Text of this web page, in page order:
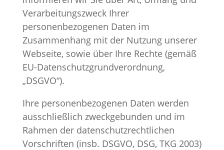
Verarbeitungszweck Ihrer
personenbezogenen Daten im
Zusammenhang mit der Nutzung unserer
Webseite, sowie über Ihre Rechte (gemäß
EU-Datenschutzgrundverordnung,
„DSGVO“).
Ihre personenbezogenen Daten werden
ausschließlich zweckgebunden und im
Rahmen der datenschutzrechtlichen
Vorschriften (insb. DSGVO, DSG, TKG 2003)